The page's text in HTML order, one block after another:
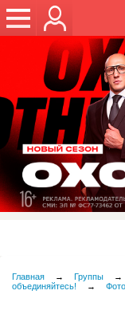
Главная → Группы →
объединяйтесь!
→